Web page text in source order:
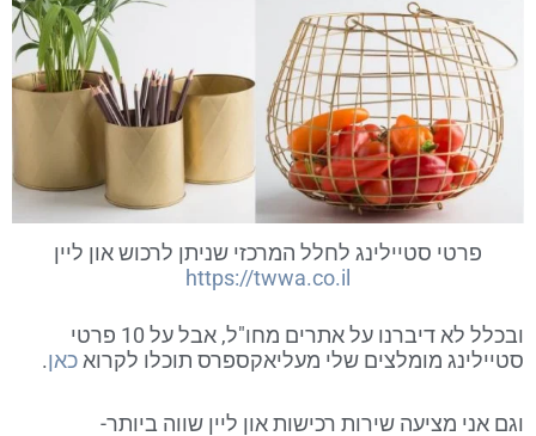
פרטי סטיילינג לחלל המרכזי שניתן לרכוש און ליין
https://twwa.co.il
ובכלל לא דיברנו על אתרים מחו"ל, אבל על 10 פרטי
סטיילינג מומלצים שלי מעליאקספרס תוכלו לקרואכאן.
וגם אני מציעה שירות רכישות און ליין שווה ביותר-